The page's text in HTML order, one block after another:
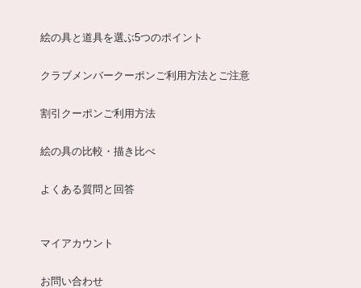
絵の具と道具を選ぶ5つのポイント
クラブメンバークーポンご利用方法とご注意
割引クーポンご利用方法
絵の具の比較・描き比べ
よくある質問と回答
マイアカウント
お問い合わせ